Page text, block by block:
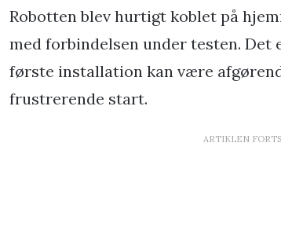
Robotten blev hurtigt koblet på
med forbindelsen under testen.
første installation kan være
frustrerende start.
ARTIKLEN